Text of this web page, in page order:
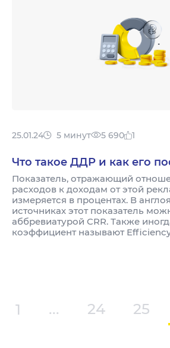
25.01.24 5 минут 5 690 1
Что такое ДДР и как его
Показатель, отражающий
расходов к доходам от этой
измеряется в процентах. В
источниках этот показатель
аббревиатурой CRR. Также
коэффициент называют
1 ... 24 25